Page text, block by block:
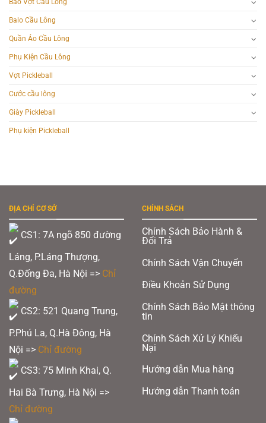
Balo Cầu Lông
Quần Áo Cầu Lông
Phụ Kiện Cầu Lông
Vợt Pickleball
Cước cầu lông
Giày Pickleball
Phụ kiện Pickleball
ĐỊA CHỈ CƠ SỞ
CS1: 7A ngõ 850 đường
Láng, P.Láng Thượng,
Q.Đống Đa, Hà Nội => Chỉ
đường
CS2: 521 Quang Trung,
P.Phú La, Q.Hà Đông, Hà
Nội => Chỉ đường
CS3: 75 Minh Khai, Q.
Hai Bà Trưng, Hà Nội =>
Chỉ đường
CHÍNH SÁCH
Chính Sách Bảo Hành &
Đổi Trả
Chính Sách Vận Chuyển
Điều Khoản Sử Dụng
Chính Sách Bảo Mật thông
tin
Chính Sách Xử Lý Khiếu
Nại
Hướng dẫn Mua hàng
Hướng dẫn Thanh toán